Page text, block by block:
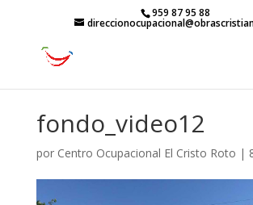
959 87 95 88
fondo_video12
por Centro Ocupacional El Cristo Roto |